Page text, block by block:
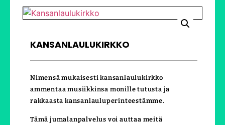
KANSANLAULUKIRKKO
Nimensä mukaisesti kansanlaulukirkko
ammentaa musiikkinsa monille tutusta ja
rakkaasta kansanlauluperinteestämme.
Tämä jumalanpalvelus voi auttaa meitä